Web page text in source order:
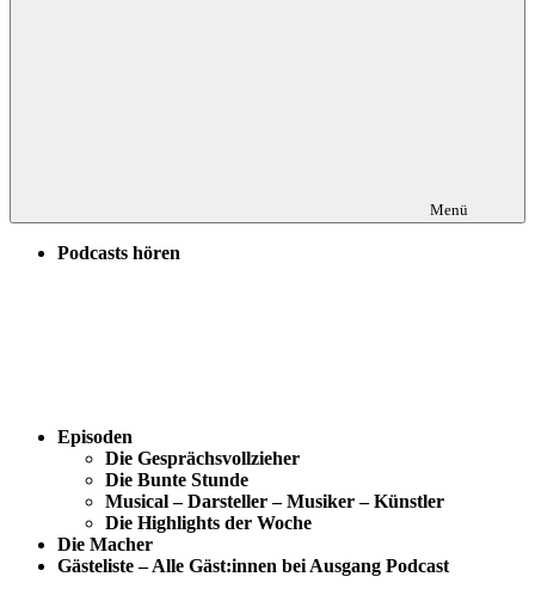
Menü
Podcasts hören
Episoden
Die Gesprächsvollzieher
Die Bunte Stunde
Musical – Darsteller – Musiker – Künstler
Die Highlights der Woche
Die Macher
Gästeliste – Alle Gäst:innen bei Ausgang Podcast